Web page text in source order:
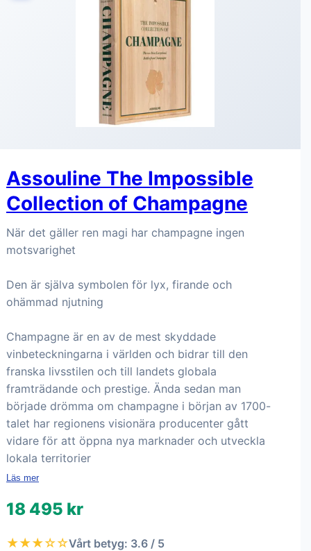
Assouline The Impossible
Collection of Champagne
När det gäller ren magi har champagne ingen
motsvarighet
Den är själva symbolen för lyx, firande och
ohämmad njutning
Champagne är en av de mest skyddade
vinbeteckningarna i världen och bidrar till den
franska livsstilen och till landets globala
framträdande och prestige. Ända sedan man
började drömma om champagne i början av 1700-
talet har regionens visionära producenter gått
vidare för att öppna nya marknader och utveckla
lokala territorier
Läs mer
18 495 kr
★★★☆☆Vårt betyg: 3.6 / 5